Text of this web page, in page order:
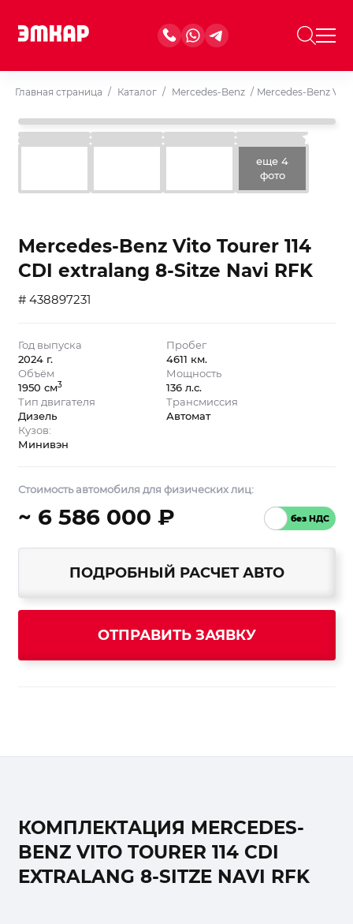
Главная страница / Каталог / Mercedes-Benz / Mercedes-Benz
еще 4
фото
Mercedes-Benz Vito Tourer 114
CDI extralang 8-Sitze Navi RFK
# 438897231
Год выпуска
2024 г.
Пробег
4611 км.
Объём
1950 см3
Мощность
136 л.с.
Тип двигателя
Дизель
Трансмиссия
Автомат
Кузов:
Минивэн
Стоимость автомобиля для физических лиц:
~ 6 586 000 ₽
ПОДРОБНЫЙ РАСЧЕТ АВТО
ОТПРАВИТЬ ЗАЯВКУ
КОМПЛЕКТАЦИЯ MERCEDES-
BENZ VITO TOURER 114 CDI
EXTRALANG 8-SITZE NAVI RFK